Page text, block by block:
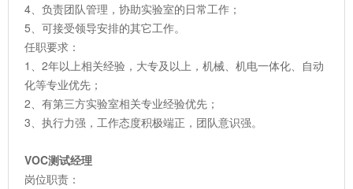
4、负责团队管理，协助实验室的日常工作；
5、可接受领导安排的其它工作。
任职要求：
1、2年以上相关经验，大专及以上，机械、机电一体化、自动
化等专业优先；
2、有第三方实验室相关专业经验优先；
3、执行力强，工作态度积极端正，团队意识强。
VOC测试经理
岗位职责：